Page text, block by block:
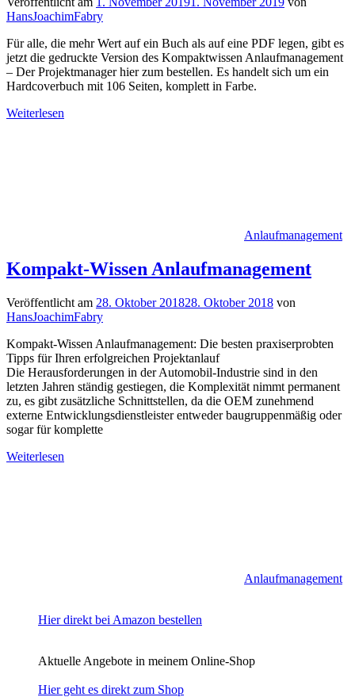
HansJoachimFabry
Für alle, die mehr Wert auf ein Buch als auf eine PDF legen, gibt es
jetzt die gedruckte Version des Kompaktwissen Anlaufmanagement
– Der Projektmanager hier zum bestellen. Es handelt sich um ein
Hardcoverbuch mit 106 Seiten, komplett in Farbe.
Weiterlesen
Anlaufmanagement
Kompakt-Wissen Anlaufmanagement
Veröffentlicht am 28. Oktober 201828. Oktober 2018 von
HansJoachimFabry
Kompakt-Wissen Anlaufmanagement: Die besten praxiserprobten
Tipps für Ihren erfolgreichen Projektanlauf
Die Herausforderungen in der Automobil-Industrie sind in den
letzten Jahren ständig gestiegen, die Komplexität nimmt permanent
zu, es gibt zusätzliche Schnittstellen, da die OEM zunehmend
externe Entwicklungsdienstleister entweder baugruppenmäßig oder
sogar für komplette
Weiterlesen
Anlaufmanagement
Hier direkt bei Amazon bestellen
Aktuelle Angebote in meinem Online-Shop
Hier geht es direkt zum Shop